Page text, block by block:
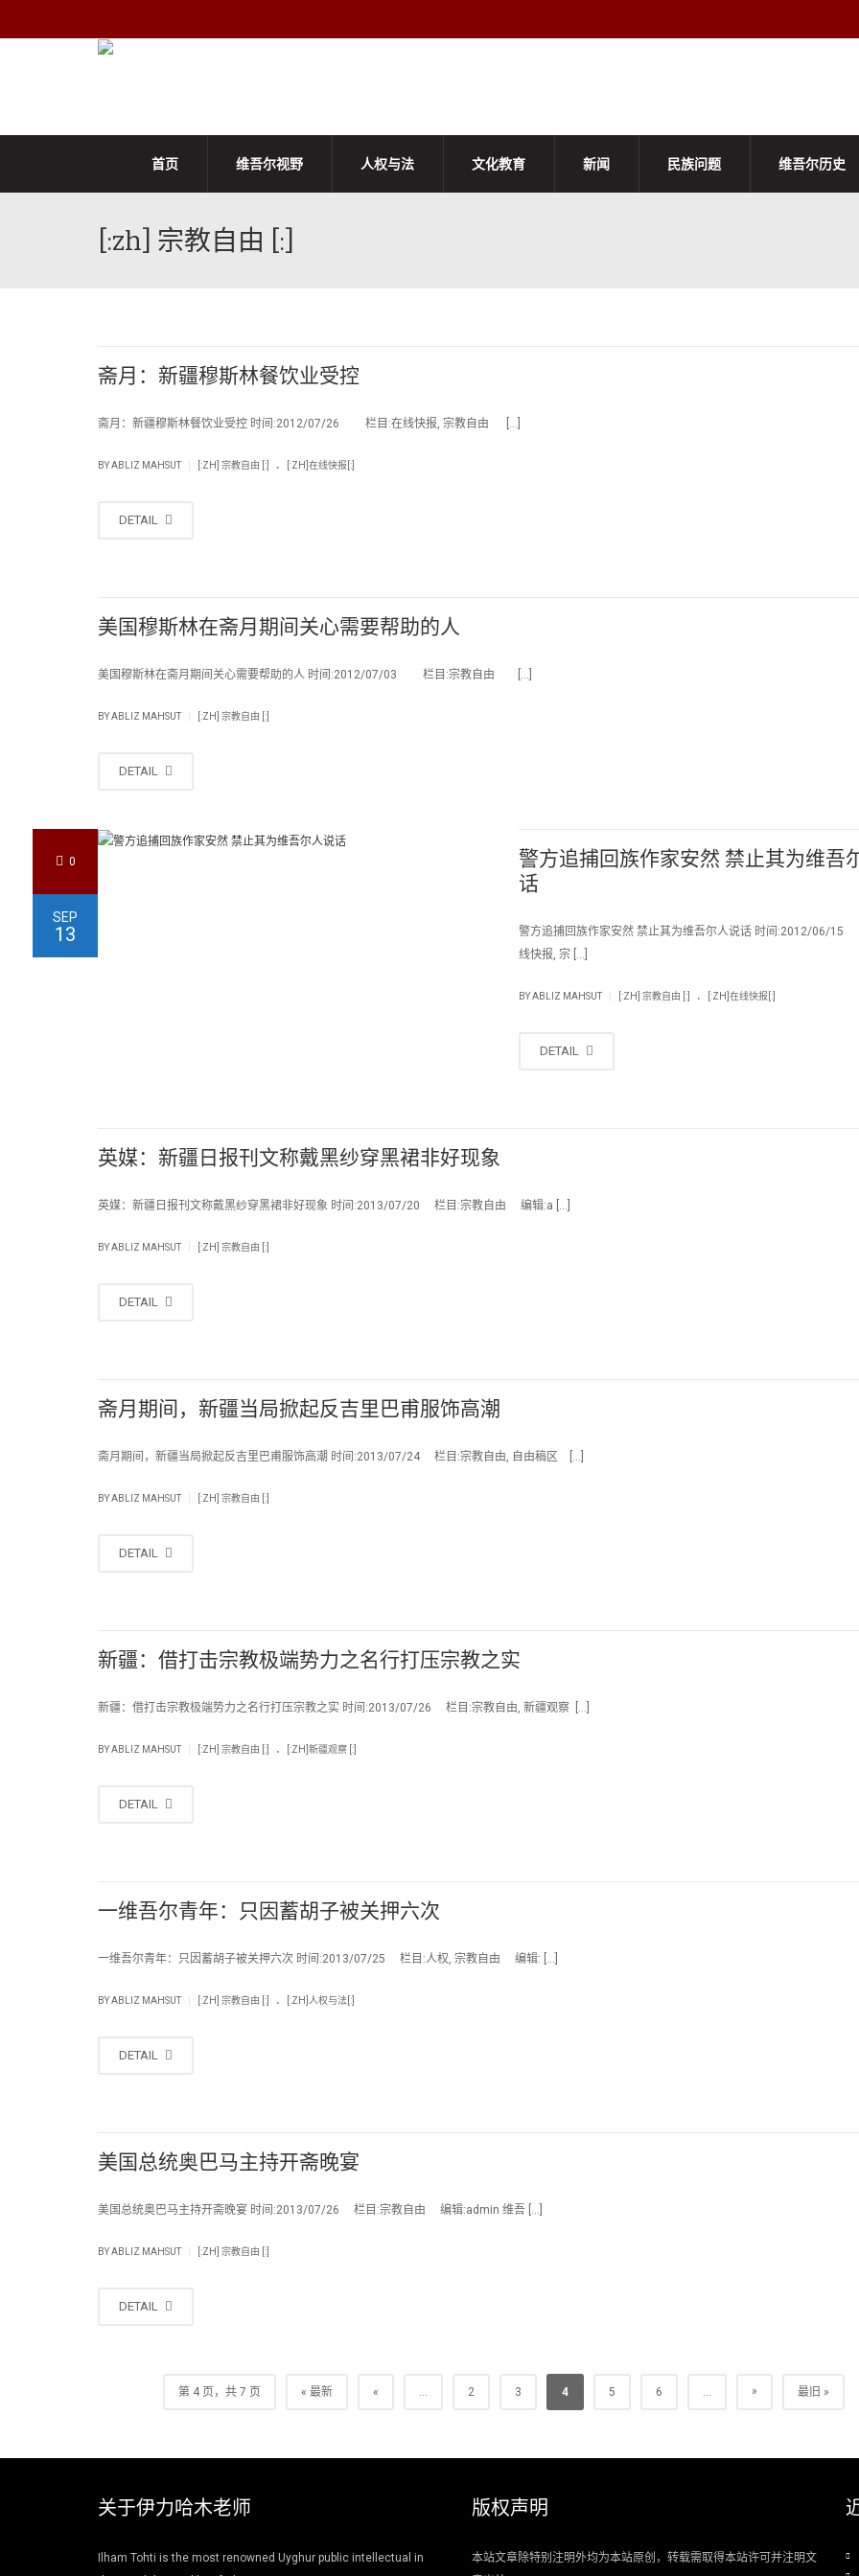
首页 维吾尔视野 人权与法 文化教育 新闻 民族问题 维吾尔历史
[:zh] 宗教自由 [:]
斋月：新疆穆斯林餐饮业受控
斋月：新疆穆斯林餐饮业受控 时间:2012/07/26 栏目:在线快报, 宗教自由 […]
BYABLIZ MAHSUT [:ZH] 宗教自由 [:] . [:ZH]在线快报[:]
DETAIL
美国穆斯林在斋月期间关心需要帮助的人
美国穆斯林在斋月期间关心需要帮助的人 时间:2012/07/03 栏目:宗教自由 […]
BYABLIZ MAHSUT [:ZH] 宗教自由 [:]
DETAIL
0
SEP
13
警方追捕回族作家安然 禁止其为维吾
话
警方追捕回族作家安然 禁止其为维吾尔人说话 时间:2012/06/
线快报, 宗 […]
BYABLIZ MAHSUT [:ZH] 宗教自由 [:] . [:ZH]在线快报[:]
DETAIL
英媒：新疆日报刊文称戴黑纱穿黑裙非好现象
英媒：新疆日报刊文称戴黑纱穿黑裙非好现象 时间:2013/07/20 栏目:宗教自由 编辑:a […]
BYABLIZ MAHSUT [:ZH] 宗教自由 [:]
DETAIL
斋月期间，新疆当局掀起反吉里巴甫服饰高潮
斋月期间，新疆当局掀起反吉里巴甫服饰高潮 时间:2013/07/24 栏目:宗教自由, 自由稿区 […]
BYABLIZ MAHSUT [:ZH] 宗教自由 [:]
DETAIL
新疆：借打击宗教极端势力之名行打压宗教之实
新疆：借打击宗教极端势力之名行打压宗教之实 时间:2013/07/26 栏目:宗教自由, 新疆观察 […]
BYABLIZ MAHSUT [:ZH] 宗教自由 [:] . [:ZH]新疆观察 [:]
DETAIL
一维吾尔青年：只因蓄胡子被关押六次
一维吾尔青年：只因蓄胡子被关押六次 时间:2013/07/25 栏目:人权, 宗教自由 编辑: […]
BYABLIZ MAHSUT [:ZH] 宗教自由 [:] . [:ZH]人权与法[:]
DETAIL
美国总统奥巴马主持开斋晚宴
美国总统奥巴马主持开斋晚宴 时间:2013/07/26 栏目:宗教自由 编辑:admin 维吾 […]
BYABLIZ MAHSUT [:ZH] 宗教自由 [:]
DETAIL
第 4 页，共 7 页 « 最新 « ... 2 3 4 5 6 ... » 最旧 »
关于伊力哈木老师
Ilham Tohti is the most renowned Uyghur public intellectual in
版权声明
本站文章除特别注明外均为本站原创，转载需取得本站许可并注明文